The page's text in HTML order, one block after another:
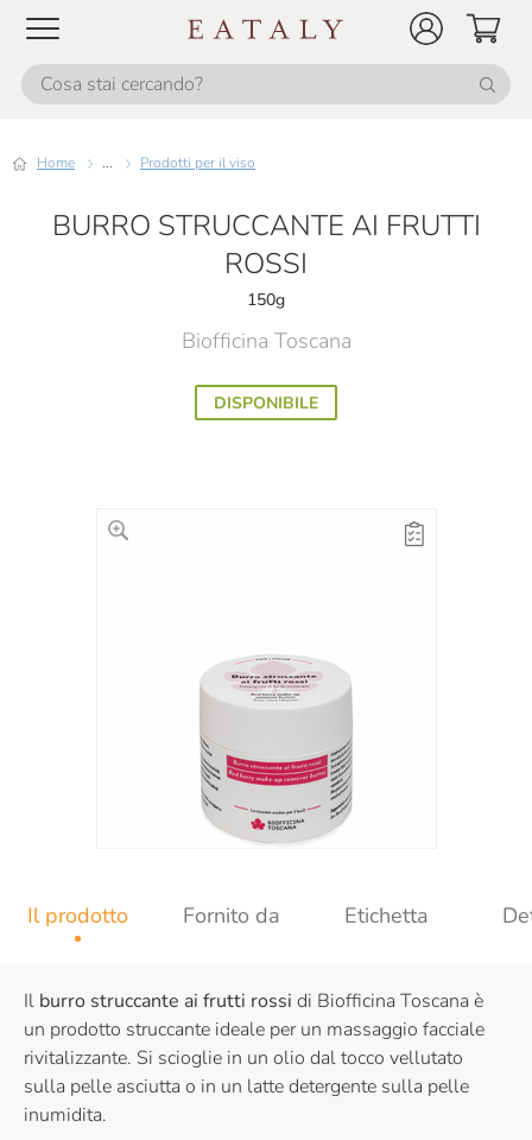
Home ... Prodotti per il viso
BURRO STRUCCANTE AI FRUTTI
ROSSI
150g
Biofficina Toscana
DISPONIBILE
Il prodotto Fornito da Etichetta
Il burro struccante ai frutti rossi di Biofficina Toscana è
un prodotto struccante ideale per un massaggio facciale
rivitalizzante. Si scioglie in un olio dal tocco vellutato
sulla pelle asciutta o in un latte detergente sulla pelle
inumidita.